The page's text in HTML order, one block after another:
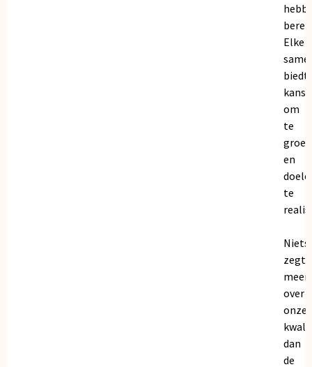
Elke
biedt
om
te
en
te
Niets
zegt
meer
over
onze
dan
de